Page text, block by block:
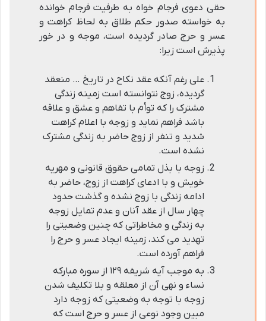
حقی دعوی فرجام خواه به طرفیت فرجام خوانده
به خواسته صدور حکم طلاق به لحاظ کراهت و
عسر و حرج صادر گردیده است، موجه و در خور
پذیرش است زیرا:
علی رغم آنکه عقد نکاح در تاریخ … منعقد
گردیده، زوج نتوانسته است زمینه زندگی
مشترک را که توأم با تفاهم و عشق و علاقه
باشد فراهم نماید و زوجه با اعلام کراهت
شدید و تنفر از زوج حاضر به زندگی مشترک
نشده است.
زوجه با بذل تمامی حقوق قانونی و مهریه
خویش و با ادعای کراهت از زوج، حاضر به
ادامه زندگی با زوج نشده و گذشت حدود
چهار سال از عقد آنان و عدم تمایل زوجه
به زندگی و مخاطراتی که چنین وضعیتی را
تهدید می کند، زمینه ایجاد عسر و حرج را
فراهم آورده است.
به موجب آیه شریفه ۱۲۹ از سوره مبارکه
نساء و نهی آن از معلقه و بلا تکلیف شدن
زوجه با توجه به وضعیتی که زوجه دارد
مبین وجود نوعی از عسر و حرج است که